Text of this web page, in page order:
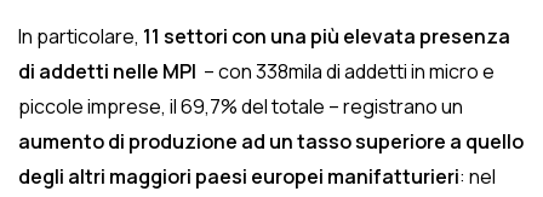
In particolare, 11 settori con una più elevata presenza
di addetti nelle MPI – con 338mila di addetti in micro e
piccole imprese, il 69,7% del totale – registrano un
aumento di produzione ad un tasso superiore a quello
degli altri maggiori paesi europei manifatturieri: nel